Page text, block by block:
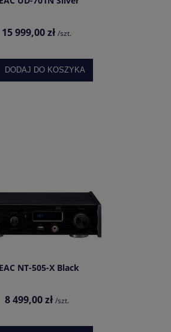
15 999,00 zł /szt.
DODAJ DO KOSZYKA
NT-505-X Black
8 499,00 zł /szt.